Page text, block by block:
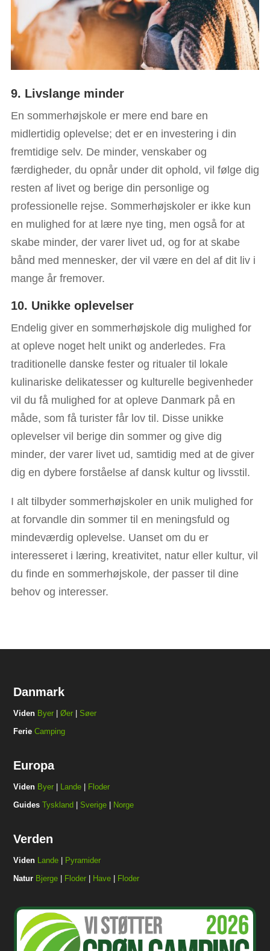
9. Livslange minder
En sommerhøjskole er mere end bare en
midlertidig oplevelse; det er en investering i din
fremtidige selv. De minder, venskaber og
færdigheder, du opnår under dit ophold, vil følge dig
resten af livet og berige din personlige og
professionelle rejse. Sommerhøjskoler er ikke kun
en mulighed for at lære nye ting, men også for at
skabe minder, der varer livet ud, og for at skabe
bånd med mennesker, der vil være en del af dit liv i
mange år fremover.
10. Unikke oplevelser
Endelig giver en sommerhøjskole dig mulighed for
at opleve noget helt unikt og anderledes. Fra
traditionelle danske fester og ritualer til lokale
kulinariske delikatesser og kulturelle begivenheder
vil du få mulighed for at opleve Danmark på en
måde, som få turister får lov til. Disse unikke
oplevelser vil berige din sommer og give dig
minder, der varer livet ud, samtidig med at de giver
dig en dybere forståelse af dansk kultur og livsstil.
I alt tilbyder sommerhøjskoler en unik mulighed for
at forvandle din sommer til en meningsfuld og
mindeværdig oplevelse. Uanset om du er
interesseret i læring, kreativitet, natur eller kultur, vil
du finde en sommerhøjskole, der passer til dine
behov og interesser.
Danmark
Viden Byer |Øer |Søer
Ferie Camping
Europa
Viden Byer Lande
Floder
Guides Tyskland |Sverige Norge
Verden
Viden Lande
Pyramider
Natur Bjerge Floder Have Floder